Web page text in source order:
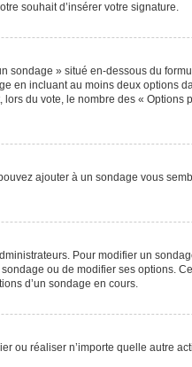
souhait d’insérer votre signature.
sondage » situé en-dessous du
en incluant au moins deux options
du vote, le nombre des «
ajouter à un sondage vous
Pour modifier un
ou de modifier ses options.
d’un sondage en cours.
ou réaliser n’importe quelle autre